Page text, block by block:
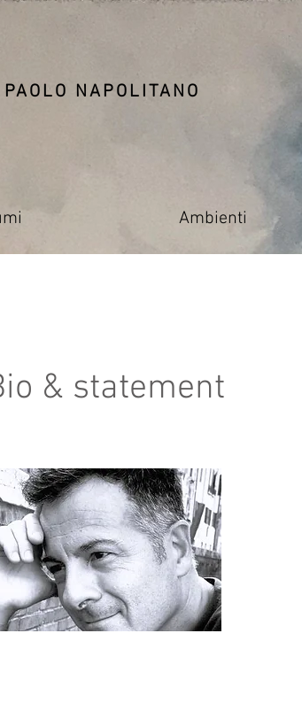
PAOLO NAPOLITANO
Ambienti
& statement